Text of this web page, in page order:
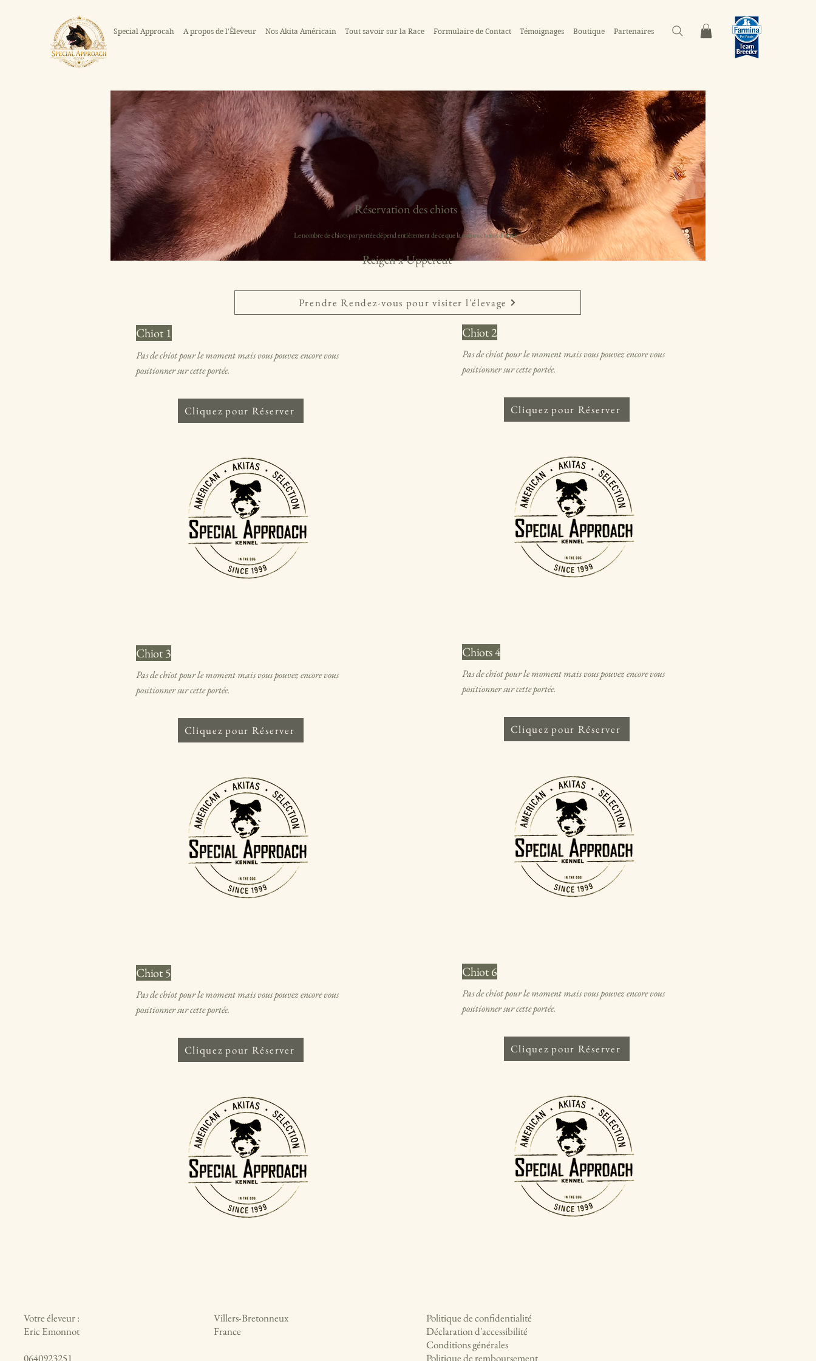
Special Approcah A propos de l'Éleveur Nos Akita Américain Tout savoir sur la Race Formulaire de Contact Témoignages Boutique Partenaires
Réservation des chiots
Le nombre de chiots par portée dépend entièrement de ce que la nature choisit d’offrir.
Reigen x Uppercut
Chiot 1
Pas de chiot pour le moment mais vous pouvez encore vous
positionner sur cette portée.
Cliquez pour Réserver
Chiot 3
Pas de chiot pour le moment mais vous pouvez encore vous
positionner sur cette portée.
Cliquez pour Réserver
Chiot 5
Pas de chiot pour le moment mais vous pouvez encore vous
positionner sur cette portée.
Cliquez pour Réserver
Chiot 2
Pas de chiot pour le moment mais vous pouvez encore vous
positionner sur cette portée.
Cliquez pour Réserver
Chiots 4
Pas de chiot pour le moment mais vous pouvez encore vous
positionner sur cette portée.
Cliquez pour Réserver
Chiot 6
Pas de chiot pour le moment mais vous pouvez encore vous
positionner sur cette portée.
Cliquez pour Réserver
Prendre Rendez-vous pour visiter l'élevage
Votre éleveur :
Eric Emonnot
0640923251
Villers-Bretonneux
France
Politique de confidentialité
Déclaration d'accessibilité
Conditions générales
Politique de remboursement